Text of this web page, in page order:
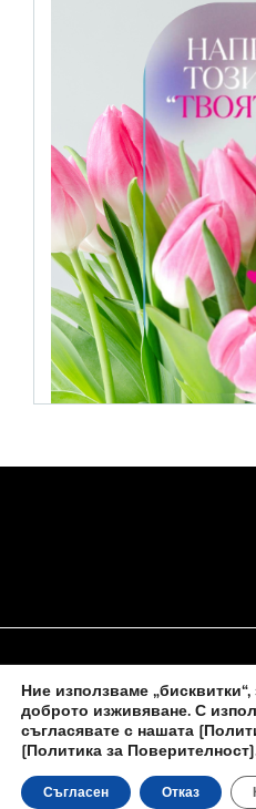
НАЧАЛО ЗА НАС
Новините на
Ние използваме
доброто изживяване. С
съгласявате с нашата
[Политика за Поверителност]
Съгласен Отказ